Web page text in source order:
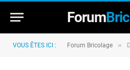
Forum
VOUS ÊTES ICI : Forum Bricolage »